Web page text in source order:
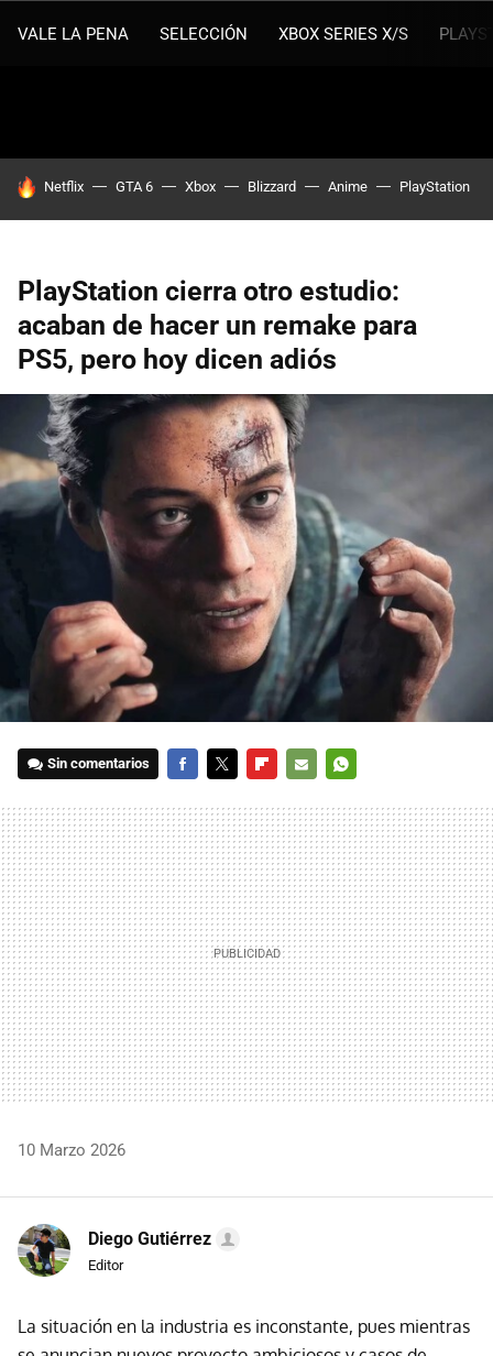
VALE LA PENA SELECCIÓN XBOX SERIES X/S
HOY SE HABLA DE
Netflix GTA 6 Xbox Blizzard Anime PlayStation
PlayStation cierra otro estudio:
acaban de hacer un remake para
PS5, pero hoy dicen adiós
Sin comentarios
MAIL
10 Marzo 2026
Diego Gutiérrez
Editor
La situación en la industria es inconstante, pues mientras